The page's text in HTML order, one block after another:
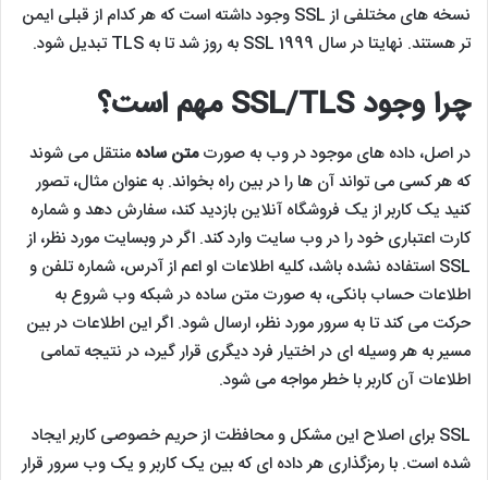
نسخه های مختلفی از SSL وجود داشته است که هر کدام از قبلی ایمن
تر هستند. نهایتا در سال 1999 SSL به روز شد تا به TLS تبدیل شود.
چرا وجود SSL/TLS مهم است؟
در اصل، داده های موجود در وب به صورتمتن ساده منتقل می ‌شوند
که هر کسی می‌ تواند آن ها را در بین راه بخواند. به عنوان مثال، تصور
کنید یک کاربر از یک فروشگاه آنلاین بازدید کند، سفارش دهد و شماره
کارت اعتباری خود را در وب سایت وارد کند. اگر در وبسایت مورد نظر، از
SSL استفاده نشده باشد، کلیه اطلاعات او اعم از آدرس، شماره تلفن و
اطلاعات حساب بانکی، به صورت متن ساده در شبکه وب شروع به
حرکت می کند تا به سرور مورد نظر، ارسال شود. اگر این اطلاعات در بین
مسیر به هر وسیله ای در اختیار فرد دیگری قرار گیرد، در نتیجه تمامی
اطلاعات آن کاربر با خطر مواجه می شود.
SSL برای اصلاح این مشکل و محافظت از حریم خصوصی کاربر ایجاد
شده است. با رمزگذاری هر داده ای که بین یک کاربر و یک وب سرور قرار